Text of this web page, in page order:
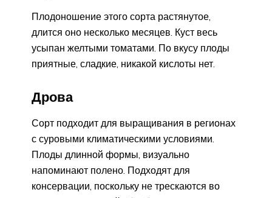
Плодоношение этого сорта растянутое,
длится оно несколько месяцев. Куст весь
усыпан желтыми томатами. По вкусу плоды
приятные, сладкие, никакой кислоты нет.
Дрова
Сорт подходит для выращивания в регионах
с суровыми климатическими условиями.
Плоды длинной формы, визуально
напоминают полено. Подходят для
консервации, поскольку не трескаются во